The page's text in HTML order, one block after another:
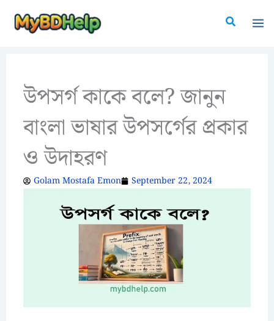
Search
উপসর্গ কাকে বলে? জানুন
বাংলা ভাষার উপসর্গের প্রকার
ও উদাহরণ
Golam Mostafa Emon September 22, 2024